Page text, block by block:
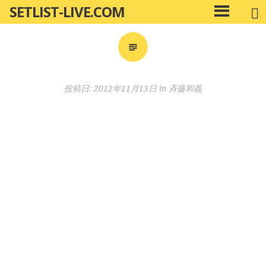
ン
SETLIST-LIVE.COM
メ
イ
投稿日: 2012年11月13日 in 斉藤和義